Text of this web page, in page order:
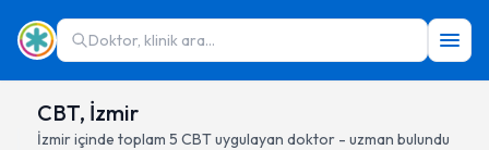
Doktor, klinik ara...
CBT, İzmir
İzmiriçinde toplam 5 CBTuygulayan doktor - uzman bulundu